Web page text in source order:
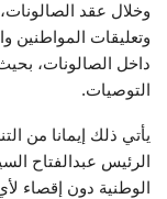
وخلال عقد
وتعليقات المواطنين
داخل الصالونات،
التوصيات.
يأتي ذلك إيمانا من
الرئيس عبدالفتاح
الوطنية دون إقصاء